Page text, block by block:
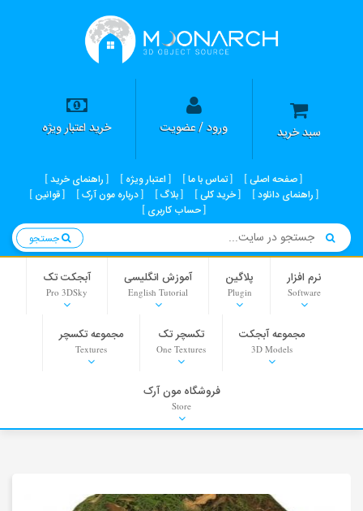
سبد خرید ورود / عضویت خرید اعتبار ویژه
صفحه اصلی تماس با ما اعتبار ویژه
راهنمای خرید
راهنمای دانلود
خرید کلی بلاگ درباره مون آرک
قوانین
حساب کاربری
نرم افزار
Software
پلاگین
Plugin
آموزش انگلیسی
English Tutorial
آبجکت تک
Pro 3DSky
مجموعه آبجکت
3D Models
تکسچر تک
One Textures
مجموعه تکسچر
Textures
PNG-PSD
فروشگاه مون آرک
Store